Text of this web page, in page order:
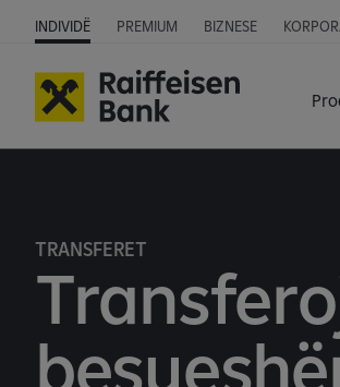
INDIVIDË PREMIUM BIZNESE
TRANSFERET